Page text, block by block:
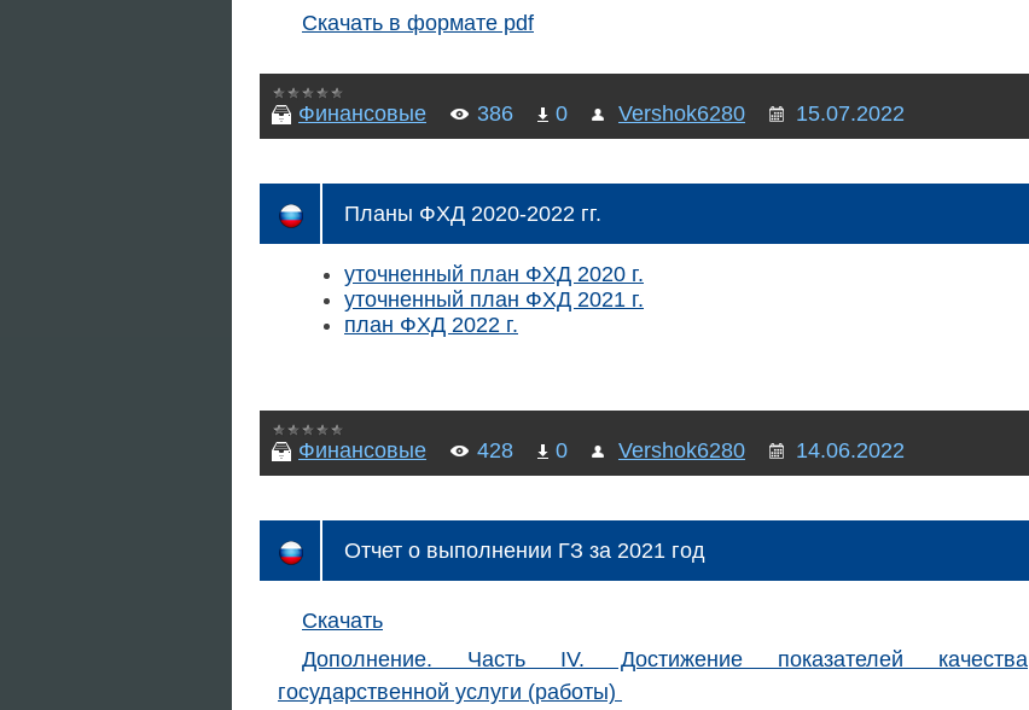
Скачать в формате pdf
Финансовые 386 0 Vershok6280 15.07.2022
Планы ФХД 2020-2022 гг.
уточненный план ФХД 2020 г.
уточненный план ФХД 2021 г.
план ФХД 2022 г.
Финансовые 428 0 Vershok6280 14.06.2022
Отчет о выполнении ГЗ за 2021 год
Скачать
Дополнение. Часть IV. Достижение показателей качества
государственной услуги (работы)